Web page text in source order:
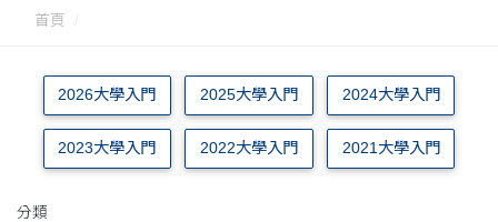
首頁
2026大學入門 2025大學入門 2024大學入門
2023大學入門 2022大學入門 2021大學入門
分類